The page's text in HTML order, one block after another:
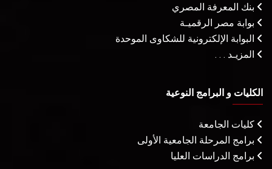
بنك المعرفة المصري
بوابة مصر الرقميـة
البوابة الإلكترونية للشكاوى الموحدة
المزيـد . . .
الكليات و البرامج النوعية
كليات الجامعة
برامج المرحلة الجامعية الأولى
برامج الدراسات العليا